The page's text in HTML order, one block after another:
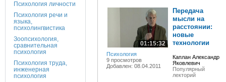
Психология личности
Психология речи и
языка,
психолингвистика
Зоопсихология,
сравнительная
психология
Психология труда,
инженерная
психология
01:15:32
Психология
9 просмотров
Добавлен: 08.04.2011
Передача
мысли на
расстоянии:
новые
технологии
Каплан Александр
Яковлевич
Популярный
лекторий